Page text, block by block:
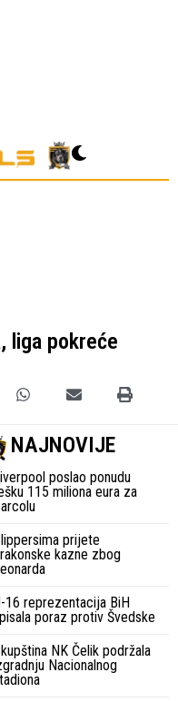
liga pokreće
NAJNOVIJE
poslao ponudu
115 miliona eura za
prijete
kazne zbog
16 reprezentacija BiH
poraz protiv Švedske
NK Čelik podržala
Nacionalnog